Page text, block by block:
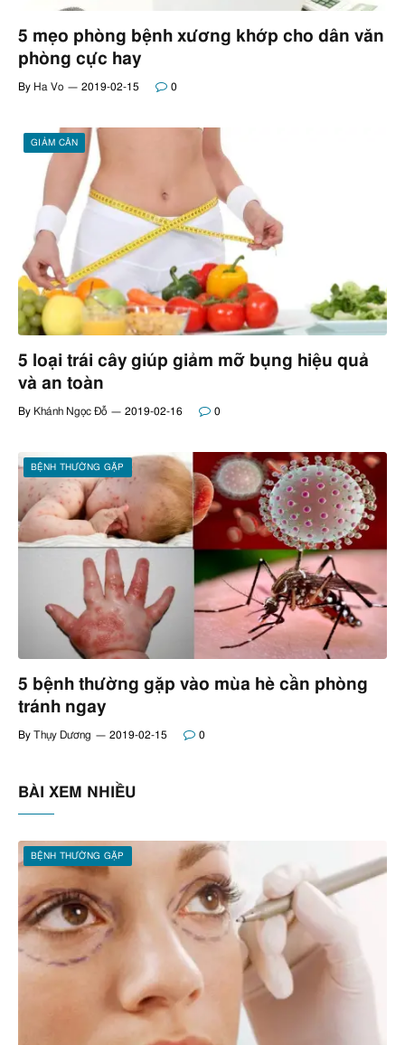
5 mẹo phòng bệnh xương khớp cho dân văn
phòng cực hay
By Ha Vo 2019-02-15 0
GIẢM CÂN
5 loại trái cây giúp giảm mỡ bụng hiệu quả
và an toàn
By Khánh Ngọc Đỗ 2019-02-16 0
BỆNH THƯỜNG GẶP
5 bệnh thường gặp vào mùa hè cần phòng
tránh ngay
By Thụy Dương 2019-02-15 0
BÀI XEM NHIỀU
BỆNH THƯỜNG GẶP